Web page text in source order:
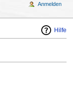
Hilfe
Anmelden